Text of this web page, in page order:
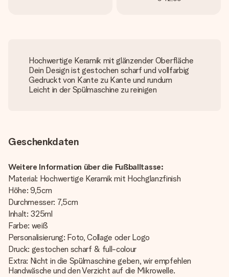
Hochwertige Keramik mit glänzender Oberfläche
Dein Design ist gestochen scharf und vollfarbig
Gedruckt von Kante zu Kante und rundum
Leicht in der Spülmaschine zu reinigen
Geschenkdaten
Weitere Information über die Fußballtasse:
Material: Hochwertige Keramik mit Hochglanzfinish
Höhe: 9,5cm
Durchmesser: 7,5cm
Inhalt: 325ml
Farbe: weiß
Personalisierung: Foto, Collage oder Logo
Druck: gestochen scharf & full-colour
Extra: Nicht in die Spülmaschine geben, wir empfehlen
Handwäsche und den Verzicht auf die Mikrowelle.